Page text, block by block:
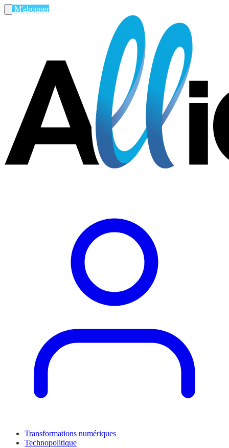
M'abonner
Transformations numériques
Technopolitique